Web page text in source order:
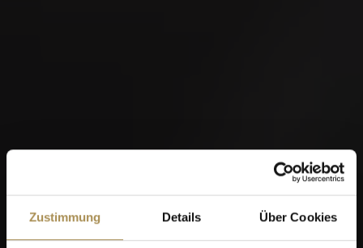
Zustimmung Details Über Cookies